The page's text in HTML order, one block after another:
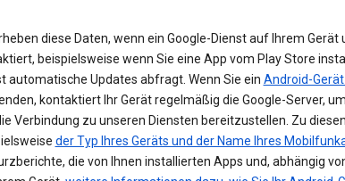
diese Daten, wenn ein Google-Dienst auf Ihrem Gerät
beispielsweise wenn Sie eine App vom Play Store
automatische Updates abfragt. Wenn Sie ein Android-
kontaktiert Ihr Gerät regelmäßig die Google-Server,
Verbindung zu unseren Diensten bereitzustellen. Zu
der Typ Ihres Geräts und der Name Ihres
die von Ihnen installierten Apps und, abhängig